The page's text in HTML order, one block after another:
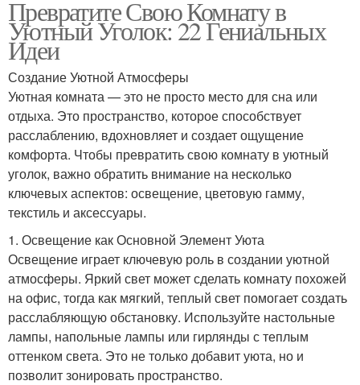
Превратите Свою Комнату в
Уютный Уголок: 22 Гениальных
Идеи
Создание Уютной Атмосферы
Уютная комната — это не просто место для сна или
отдыха. Это пространство, которое способствует
расслаблению, вдохновляет и создает ощущение
комфорта. Чтобы превратить свою комнату в уютный
уголок, важно обратить внимание на несколько
ключевых аспектов: освещение, цветовую гамму,
текстиль и аксессуары.
1. Освещение как Основной Элемент Уюта
Освещение играет ключевую роль в создании уютной
атмосферы. Яркий свет может сделать комнату похожей
на офис, тогда как мягкий, теплый свет помогает создать
расслабляющую обстановку. Используйте настольные
лампы, напольные лампы или гирлянды с теплым
оттенком света. Это не только добавит уюта, но и
позволит зонировать пространство.